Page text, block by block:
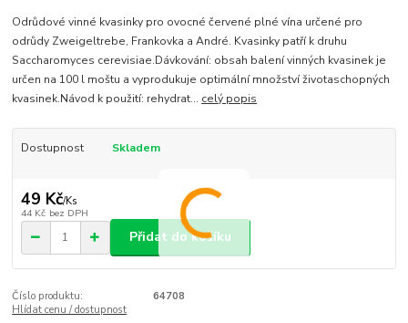
Odrůdové vinné kvasinky pro ovocné červené plné vína určené pro
odrůdy Zweigeltrebe, Frankovka a André. Kvasinky patří k druhu
Saccharomyces cerevisiae.Dávkování: obsah balení vinných kvasinek je
určen na 100 l moštu a vyprodukuje optimální množství životaschopných
kvasinek.Návod k použití: rehydrat... celý popis
Dostupnost Skladem
49 Kč/Ks
44 Kč bez DPH
Přidat do košíku
Číslo produktu:
64708
Hlídat cenu / dostupnost